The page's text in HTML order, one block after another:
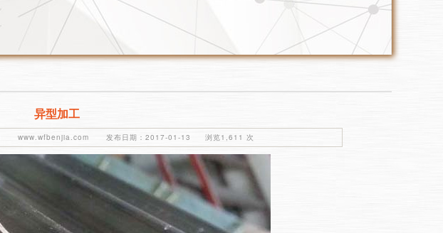
异型加工
www.wfbenjia.com 发布日期：2017-01-13 浏览1,611 次